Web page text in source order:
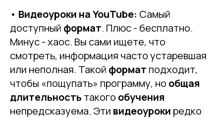
• Видеоуроки на YouTube: Самый
доступный формат. Плюс - бесплатно.
Минус - хаос. Вы сами ищете, что
смотреть, информация часто устаревшая
или неполная. Такой формат подходит,
чтобы «пощупать» программу, но общая
длительность такого обучения
непредсказуема. Эти видеоуроки редко